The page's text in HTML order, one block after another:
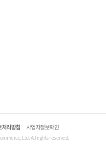
처리방침 사업자정보확인
Ltd. All rights reserved.